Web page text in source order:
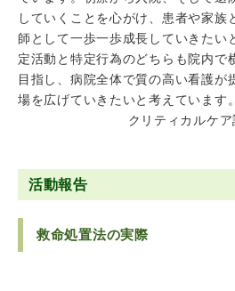
していくことを心がけ、患者や家族
師として一歩一歩成長していきたい
定活動と特定行為のどちらも院内で
目指し、病院全体で質の高い看護が
場を広げていきたいと考えています。
クリティカルケ
活動報告
救命処置法の実際